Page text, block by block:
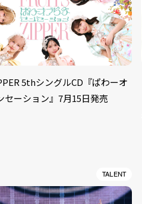
5thシングルCD『ぱわーオ
セーション』7月15日発売
TALENT